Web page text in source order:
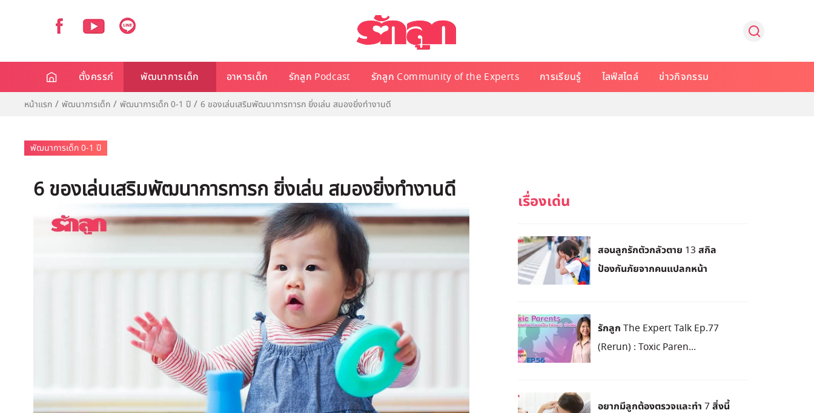
ตั้งครรภ์ พัฒนาการเด็ก อาหารเด็ก รักลูก Podcast รักลูก Community of the Experts การเรียนรู้ ไลฟ์สไตล์ ข่าวกิจกรรม
หน้าแรก พัฒนาการเด็ก พัฒนาการเด็ก 0-1 ปี 6 ของเล่นเสริมพัฒนาการทารก ยิ่งเล่น สมองยิ่งทำงานดี
พัฒนาการเด็ก 0-1 ปี
6 ของเล่นเสริมพัฒนาการทารก ยิ่งเล่น สมองยิ่งทำงานดี
สอนลูกรักตัวกลัวตาย 13 สกิล
ป้องกันภัยจากคนแปลกหน้า
รักลูก The Expert Talk Ep.77
(Rerun) : Toxic Paren...
อยากมีลูกต้องตรวจและทำ 7 สิ่งนี้